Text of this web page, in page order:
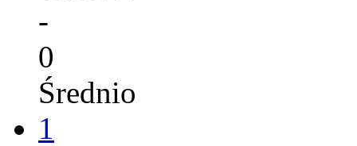
-
0
Średnio
1